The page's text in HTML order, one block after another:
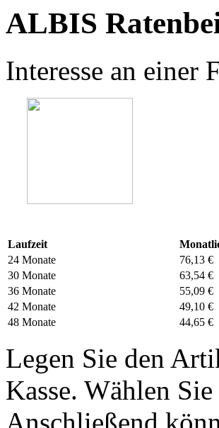
ALBIS
Interesse an einer
Laufzeit
24 Monate
76,13 €
30 Monate
63,54 €
36 Monate
55,09 €
42 Monate
49,10 €
48 Monate
44,65 €
Legen Sie den
Kasse. Wählen